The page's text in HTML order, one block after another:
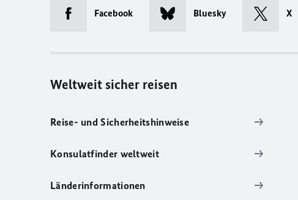
Facebook Bluesky X
Weltweit sicher reisen
Reise- und Sicherheitshinweise
Konsulatfinder weltweit
Länderinformationen